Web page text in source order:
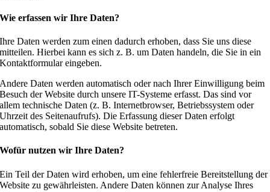
Wie erfassen wir Ihre Daten?
Ihre Daten werden zum einen dadurch erhoben, dass Sie uns diese
mitteilen. Hierbei kann es sich z. B. um Daten handeln, die Sie in ein
Kontaktformular eingeben.
Andere Daten werden automatisch oder nach Ihrer Einwilligung beim
Besuch der Website durch unsere IT-Systeme erfasst. Das sind vor
allem technische Daten (z. B. Internetbrowser, Betriebssystem oder
Uhrzeit des Seitenaufrufs). Die Erfassung dieser Daten erfolgt
automatisch, sobald Sie diese Website betreten.
Wofür nutzen wir Ihre Daten?
Ein Teil der Daten wird erhoben, um eine fehlerfreie Bereitstellung der
Website zu gewährleisten. Andere Daten können zur Analyse Ihres